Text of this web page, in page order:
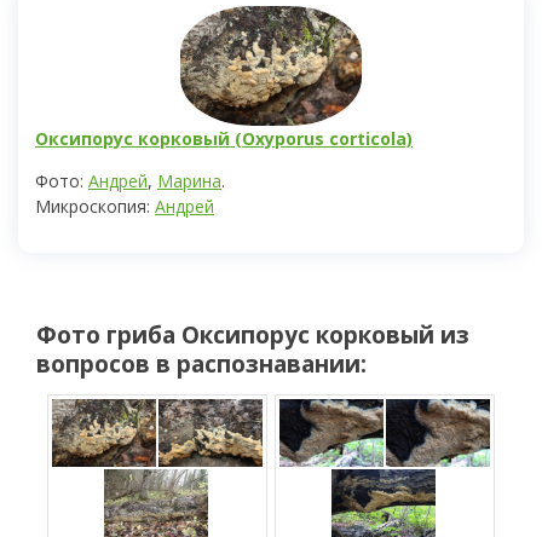
Оксипорус корковый (Oxyporus corticola)
Фото: Андрей, Марина.
Микроскопия: Андрей
Фото гриба Оксипорус корковый из
вопросов в распознавании: